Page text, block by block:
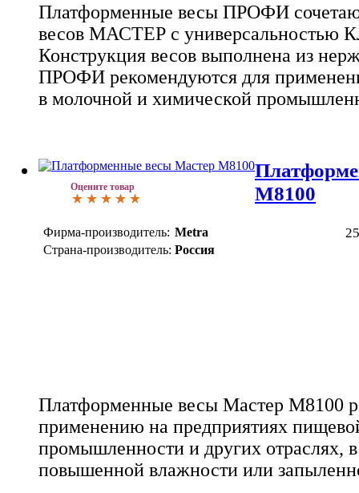
Платформенные весы ПРОФИ
весов МАСТЕР с
Конструкция весов выполнена из
ПРОФИ рекомендуются для
в молочной и химической
Оцените товар
М8100
Фирма-производитель: Metra
Страна-производитель: Россия
Платформенные весы Мастер М8100
применению на предприятиях
промышленности и других отраслях,
повышенной влажности или